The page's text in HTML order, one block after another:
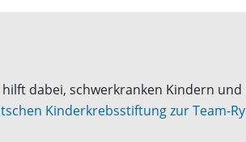
dabei, schwerkranken Kindern
Kinderkrebsstiftung zur Team-